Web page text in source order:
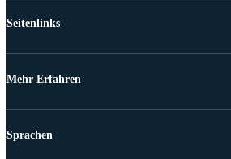
Seitenlinks
Mehr Erfahren
Sprachen